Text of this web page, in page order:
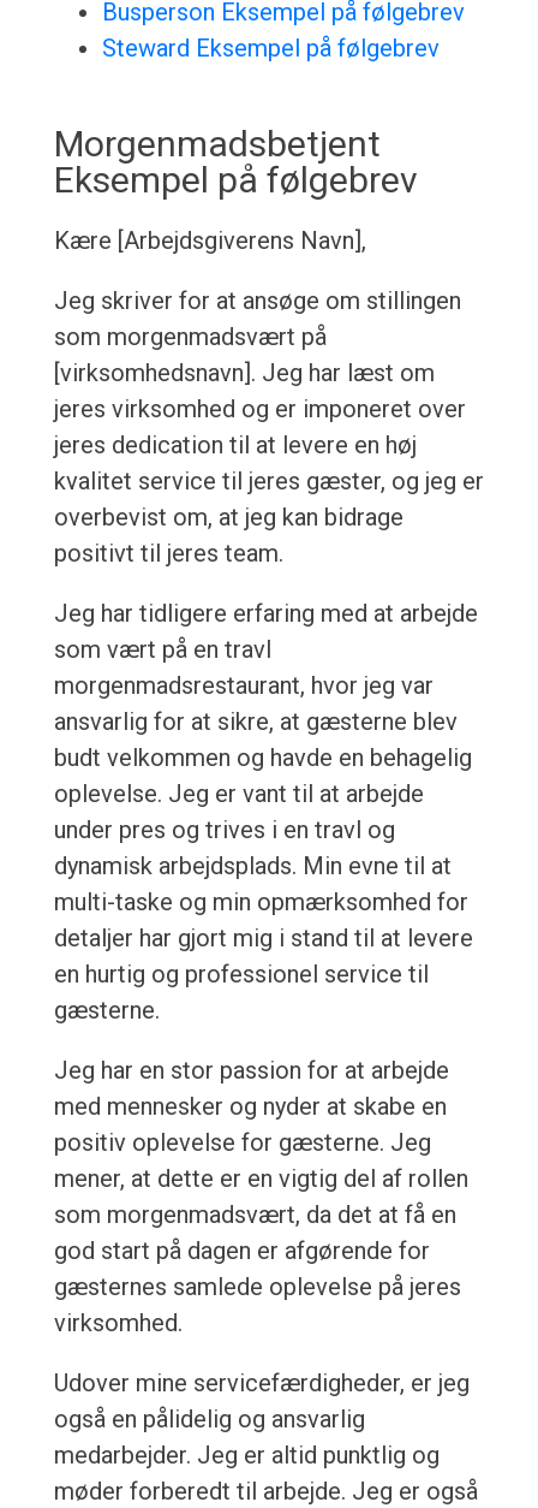
Busperson Eksempel på følgebrev
Steward Eksempel på følgebrev
Morgenmadsbetjent
Eksempel på følgebrev
Kære [Arbejdsgiverens Navn],
Jeg skriver for at ansøge om stillingen
som morgenmadsvært på
[virksomhedsnavn]. Jeg har læst om
jeres virksomhed og er imponeret over
jeres dedication til at levere en høj
kvalitet service til jeres gæster, og jeg er
overbevist om, at jeg kan bidrage
positivt til jeres team.
Jeg har tidligere erfaring med at arbejde
som vært på en travl
morgenmadsrestaurant, hvor jeg var
ansvarlig for at sikre, at gæsterne blev
budt velkommen og havde en behagelig
oplevelse. Jeg er vant til at arbejde
under pres og trives i en travl og
dynamisk arbejdsplads. Min evne til at
multi-taske og min opmærksomhed for
detaljer har gjort mig i stand til at levere
en hurtig og professionel service til
gæsterne.
Jeg har en stor passion for at arbejde
med mennesker og nyder at skabe en
positiv oplevelse for gæsterne. Jeg
mener, at dette er en vigtig del af rollen
som morgenmadsvært, da det at få en
god start på dagen er afgørende for
gæsternes samlede oplevelse på jeres
virksomhed.
Udover mine servicefærdigheder, er jeg
også en pålidelig og ansvarlig
medarbejder. Jeg er altid punktlig og
møder forberedt til arbejde. Jeg er også